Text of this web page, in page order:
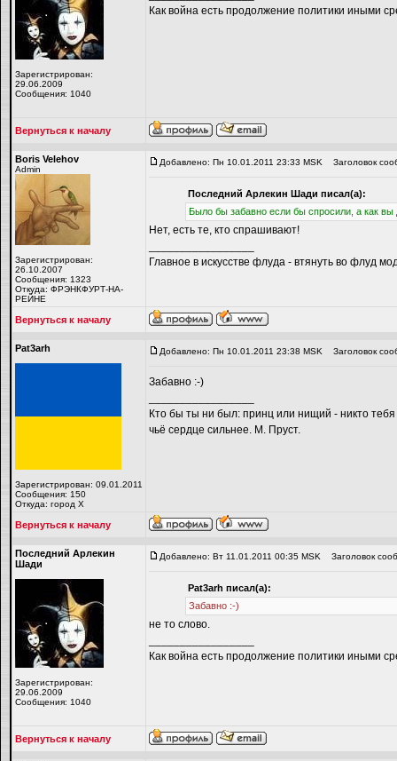
Зарегистрирован:
29.06.2009
Сообщения: 1040
Как война есть продолжение политики иными
Вернуться к началу
Boris Velehov
Admin
Зарегистрирован:
26.10.2007
Сообщения: 1323
Откуда: ФРЭНКФУРТ-НА-
РЕЙНЕ
Добавлено: Пн 10.01.2011 23:33 MSK Заголовок
Последний Арлекин Шади писал(а):
Было бы забавно если бы спросили, а как вы
Нет, есть те, кто спрашивают!
Главное в искусстве флуда - втянуть во флуд
Вернуться к началу
Pat3arh
Зарегистрирован: 09.01.2011
Сообщения: 150
Откуда: город Х
Добавлено: Пн 10.01.2011 23:38 MSK Заголовок
Забавно :-)
Кто бы ты ни был: принц или нищий - никто
чьё сердце сильнее. М. Пруст.
Вернуться к началу
Последний Арлекин
Шади
Зарегистрирован:
29.06.2009
Сообщения: 1040
Добавлено: Вт 11.01.2011 00:35 MSK Заголовок
Pat3arh писал(а):
Забавно :-)
не то слово.
Как война есть продолжение политики иными
Вернуться к началу